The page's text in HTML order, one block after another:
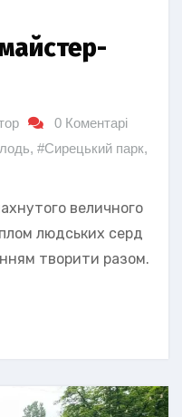
0 Коментарі
, #Сирецький парк,
величного
людських серд
творити разом.